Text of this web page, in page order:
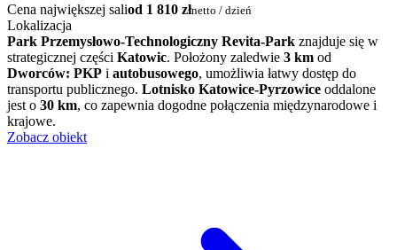
Cena największej saliod 1 810 złnetto / dzień
Lokalizacja
Park Przemysłowo-Technologiczny Revita-Park znajduje się w
strategicznej części Katowic. Położony zaledwie 3 km od
Dworców: PKP i autobusowego, umożliwia łatwy dostęp do
transportu publicznego. Lotnisko Katowice-Pyrzowice oddalone
jest o 30 km, co zapewnia dogodne połączenia międzynarodowe i
krajowe.
Zobacz obiekt